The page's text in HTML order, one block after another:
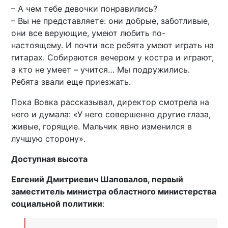
– А чем тебе девочки понравились?
– Вы не представляете: они добрые, заботливые,
они все верующие, умеют любить по-
настоящему. И почти все ребята умеют играть на
гитарах. Собираются вечером у костра и играют,
а кто не умеет – учится… Мы подружились.
Ребята звали еще приезжать.
Пока Вовка рассказывал, директор смотрела на
него и думала: «У него совершенно другие глаза,
живые, горящие. Мальчик явно изменился в
лучшую сторону».
Доступная высота
Евгений Дмитриевич Шаповалов, первый
заместитель министра областного министерства
социальной политики: